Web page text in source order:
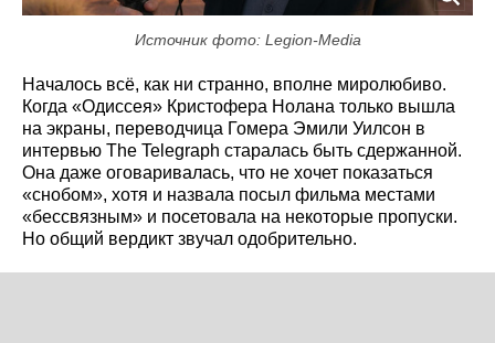
Источник фото: Legion-Media
Началось всё, как ни странно, вполне миролюбиво.
Когда «Одиссея» Кристофера Нолана только вышла
на экраны, переводчица Гомера Эмили Уилсон в
интервью The Telegraph старалась быть сдержанной.
Она даже оговаривалась, что не хочет показаться
«снобом», хотя и назвала посыл фильма местами
«бессвязным» и посетовала на некоторые пропуски.
Но общий вердикт звучал одобрительно.